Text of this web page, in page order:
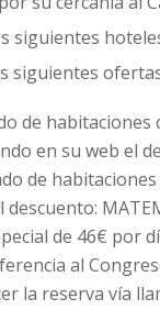
siguientes
siguientes
de habitaciones
en su web el
de
descuento:
de 46€ por
al
la reserva vía